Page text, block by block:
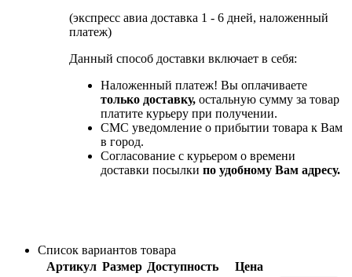
(экспресс авиа доставка 1 - 6 дней, наложенный
платеж)
Данный способ доставки включает в себя:
Наложенный платеж! Вы оплачиваете
только доставку, остальную сумму за товар
платите курьеру при получении.
СМС уведомление о прибытии товара к Вам
в город.
Согласование с курьером о времени
доставки посылки по удобному Вам адресу.
Список вариантов товара
Артикул Размер Доступность
Цена